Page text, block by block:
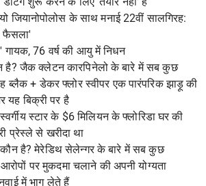
जियानोपोलोस के साथ मनाई 22वीं सालगिरह:
फैसला'
गायक, 76 वर्ष की आयु में निधन
है? जैक क्लेटन कारपिनेलो के बारे में सब कुछ
ब्लैक + डेकर फ्लोर स्वीपर एक पारंपरिक झाड़ू की
बिक्री पर है
स्टार के $6 मिलियन के फ्लोरिडा घर की
प्रेस्ले से खरीदा था
है? मेरेडिथ सेलेन्गर के बारे में सब कुछ
आरोपों पर मुकदमा चलाने की अपनी योग्यता
में भाग लेते हैं